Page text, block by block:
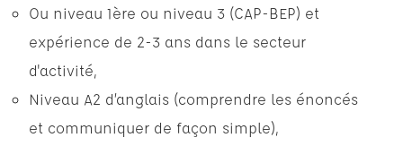
Ou niveau 1ère ou niveau 3 (CAP-BEP) et
expérience de 2-3 ans dans le secteur
d'activité,
Niveau A2 d’anglais (comprendre les énoncés
et communiquer de façon simple),